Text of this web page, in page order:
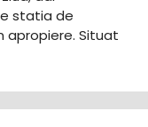
statia de
apropiere. Situat